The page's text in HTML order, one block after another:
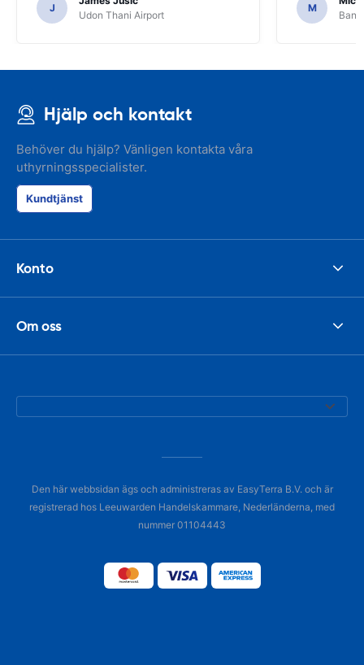
J
Udon Thani Airport
M
Hjälp och kontakt
Behöver du hjälp? Vänligen kontakta våra
uthyrningsspecialister.
Kundtjänst
Konto
Om oss
Den här webbsidan ägs och administreras av EasyTerra B.V. och är
registrerad hos Leeuwarden Handelskammare, Nederländerna, med
nummer 01104443